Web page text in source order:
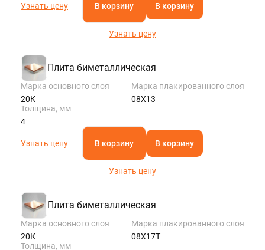
Узнать цену В корзину В корзину
Узнать цену
Плита биметаллическая
Марка основного слоя
20К
Марка плакированного слоя
08Х13
Толщина, мм
4
Узнать цену В корзину В корзину
Узнать цену
Плита биметаллическая
Марка основного слоя
20К
Марка плакированного слоя
08Х17Т
Толщина, мм